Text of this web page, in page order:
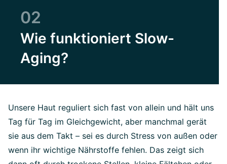
02
Wie funktioniert Slow-
Aging?
Unsere Haut reguliert sich fast von allein und hält uns
Tag für Tag im Gleichgewicht, aber manchmal gerät
sie aus dem Takt – sei es durch Stress von außen oder
wenn ihr wichtige Nährstoffe fehlen. Das zeigt sich